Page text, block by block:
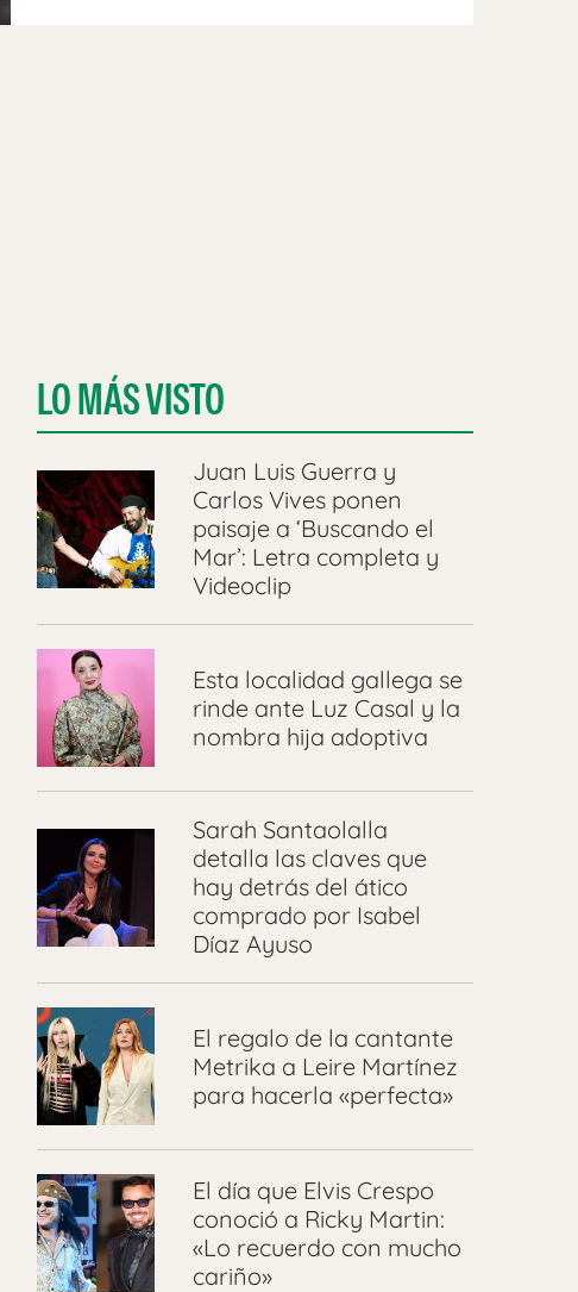
LO MÁS VISTO
Juan Luis Guerra y
Carlos Vives ponen
paisaje a ‘Buscando el
Mar’: Letra completa y
Videoclip
Esta localidad gallega se
rinde ante Luz Casal y la
nombra hija adoptiva
Sarah Santaolalla
detalla las claves que
hay detrás del ático
comprado por Isabel
Díaz Ayuso
El regalo de la cantante
Metrika a Leire Martínez
para hacerla «perfecta»
El día que Elvis Crespo
conoció a Ricky Martin:
«Lo recuerdo con mucho
cariño»